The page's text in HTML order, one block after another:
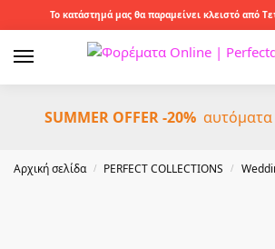
Το κατάστημά μας θα παραμείνει κλειστό από
SUMMER OFFER -20%αυτόματα
Αρχική σελίδα / PERFECT COLLECTIONS /